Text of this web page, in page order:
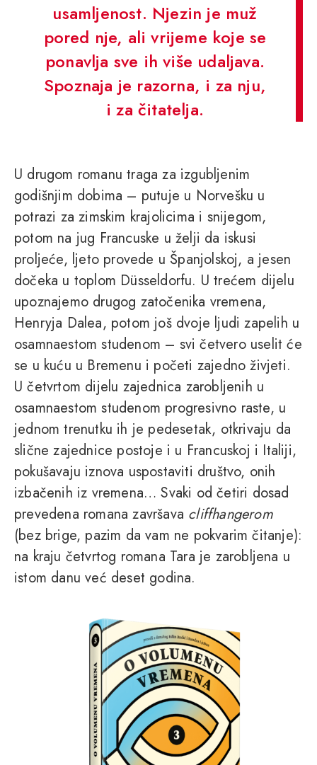
usamljenost. Njezin je muž
pored nje, ali vrijeme koje se
ponavlja sve ih više udaljava.
Spoznaja je razorna, i za nju,
i za čitatelja.
U drugom romanu traga za izgubljenim
godišnjim dobima – putuje u Norvešku u
potrazi za zimskim krajolicima i snijegom,
potom na jug Francuske u želji da iskusi
proljeće, ljeto provede u Španjolskoj, a jesen
dočeka u toplom Düsseldorfu. U trećem dijelu
upoznajemo drugog zatočenika vremena,
Henryja Dalea, potom još dvoje ljudi zapelih u
osamnaestom studenom – svi četvero uselit će
se u kuću u Bremenu i početi zajedno živjeti.
U četvrtom dijelu zajednica zarobljenih u
osamnaestom studenom progresivno raste, u
jednom trenutku ih je pedesetak, otkrivaju da
slične zajednice postoje i u Francuskoj i Italiji,
pokušavaju iznova uspostaviti društvo, onih
izbačenih iz vremena… Svaki od četiri dosad
prevedena romana završava cliffhangerom
(bez brige, pazim da vam ne pokvarim čitanje):
na kraju četvrtog romana Tara je zarobljena u
istom danu već deset godina.